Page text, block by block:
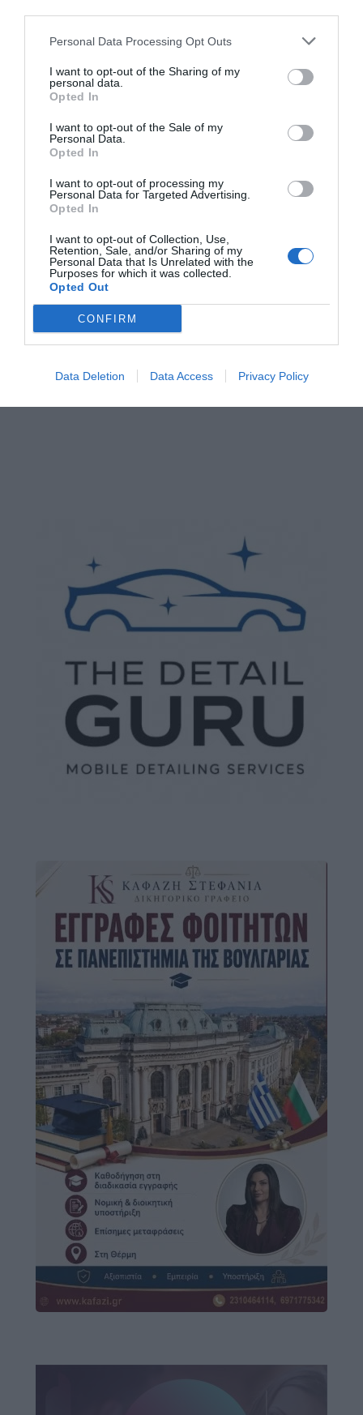
Personal Data Processing Opt Outs
I want to opt-out of the Sharing of my
personal data.
Opted In
I want to opt-out of the Sale of my
Personal Data.
Opted In
I want to opt-out of processing my
Personal Data for Targeted Advertising.
Opted In
I want to opt-out of Collection, Use,
Retention, Sale, and/or Sharing of my
Personal Data that Is Unrelated with the
Purposes for which it was collected.
Opted Out
CONFIRM
Data Deletion Data Access Privacy Policy
ΔΗΜΟΣΊΕΥΣΗ ΣΧΟΛΊΟΥ
0 Σχόλια